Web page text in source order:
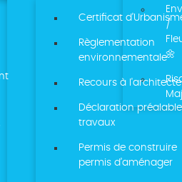
Certificat
Règlementation
environnementale
Recours à l'architecte
Déclaration
travaux
Permis de construire
permis d’aménager
/
🌼